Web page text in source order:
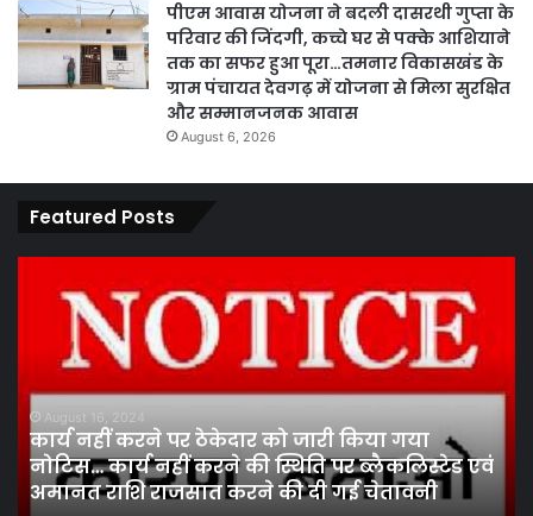
पीएम आवास योजना ने बदली दासरथी गुप्ता के
परिवार की जिंदगी, कच्चे घर से पक्के आशियाने
तक का सफर हुआ पूरा…तमनार विकासखंड के
ग्राम पंचायत देवगढ़ में योजना से मिला सुरक्षित
और सम्मानजनक आवास
August 6, 2026
Featured Posts
गया
एवं
एवं
कानूनी
प्रक्रिया
के
तहत
सदस्य
निर्वाचन
मंडल
August 13, 2024
निर्वाचन मंडल ने कराया सफल चुनाव
चुनाव में बजरंग (लेन्ध्रा) अध्यक्ष व सुनील
(वकील) सचिव निर्वाचित…